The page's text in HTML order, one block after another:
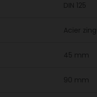
DIN 125
Acier
45 mm
90 mm